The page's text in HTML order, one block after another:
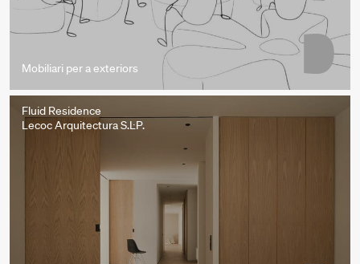
Mobiliari per a exteriors
Fluid Residence
Lecoc Arquitectura S.L.P.